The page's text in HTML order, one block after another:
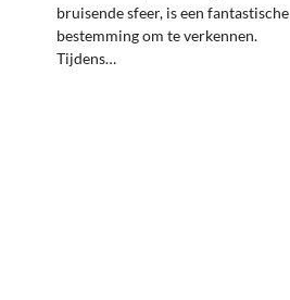
bruisende sfeer, is een fantastische
bestemming om te verkennen.
Tijdens…